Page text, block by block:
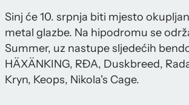
Sinj će 10. srpnja biti mjesto
metal glazbe. Na hipodromu se
Summer, uz nastupe sljedećih
HÄXÄNKING, RĐA, Duskbreed,
Kryn, Keops, Nikola's Cage.